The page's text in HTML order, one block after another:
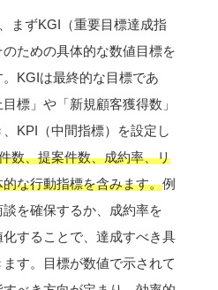
まずKGI（重要目標達成指
ための具体的な数値目標を
KGIは最終的な目標であ
標」や「新規顧客獲得数」
KPI（中間指標）を設定し
数、提案件数、成約率、リ
な行動指標を含みます。例
を確保するか、成約率を
することで、達成すべき具
す。目標が数値で示されて